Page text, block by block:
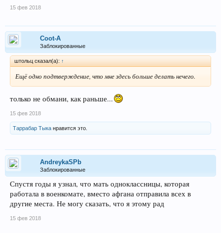
15 фев 2018
Coot-A
Заблокированные
штольц сказал(а): ↑
Ещё одно подтверждение, что мне здесь больше делать нечего.
только не обмани, как раньше...
15 фев 2018
Таррабар Тыка нравится это.
AndreykaSPb
Заблокированные
Спустя годы я узнал, что мать одноклассницы, которая
работала в военкомате, вместо афгана отправила всех в
другие места. Не могу сказать, что я этому рад
15 фев 2018